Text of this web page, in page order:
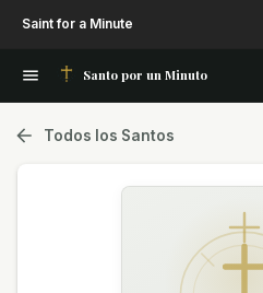
Saint for a Minute
Santo por un Minuto
Todos los Santos